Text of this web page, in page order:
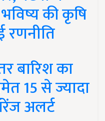
की कृषि
रणनीति
बारिश का
15 से ज्यादा
अलर्ट